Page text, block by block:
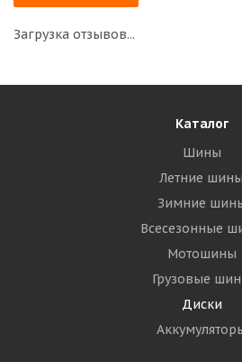
Загрузка отзывов...
Каталог
Шины
Летние шины
Зимние
Всесезонные
Мотошины
Грузовые
Диски